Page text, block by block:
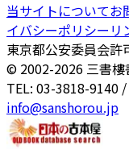
当サイトについてお
イバシーポリシー リ
東京都公安委員会
© 2002-2026 三書樓
TEL: 03-3818-9140
info@sanshorou.jp